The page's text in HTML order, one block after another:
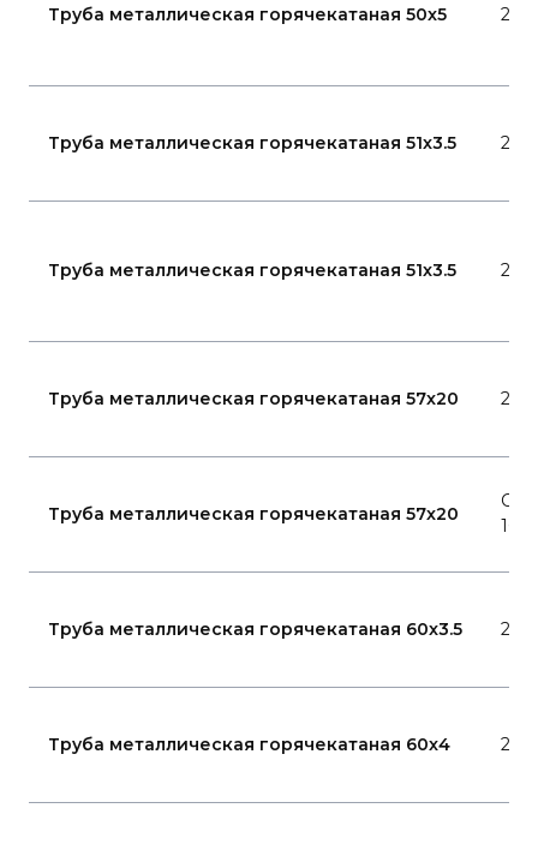
Труба металлическая горячекатаная 50x5 20
Труба металлическая горячекатаная 51x3.5 20
Труба металлическая горячекатаная 51x3.5 20
Труба металлическая горячекатаная 57x20 20
Труба металлическая горячекатаная 57x20
10
Труба металлическая горячекатаная 60x3.5 20
Труба металлическая горячекатаная 60x4 20